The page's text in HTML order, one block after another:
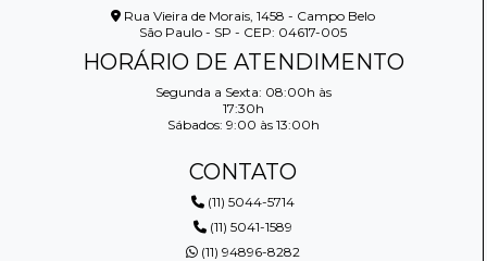
Rua Vieira de Morais, 1458 - Campo Belo
São Paulo - SP - CEP: 04617-005
HORÁRIO DE ATENDIMENTO
Segunda a Sexta: 08:00h às
17:30h
Sábados: 9:00 às 13:00h
CONTATO
(11) 5044-5714
(11) 5041-1589
(11) 94896-8282